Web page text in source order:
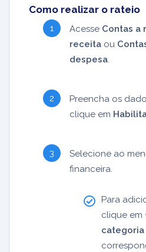
Como realizar o rateio
Acesse Contas a
receita ou
despesa.
Preencha os
clique em
Selecione ao
financeira.
Para
clique em
categoria